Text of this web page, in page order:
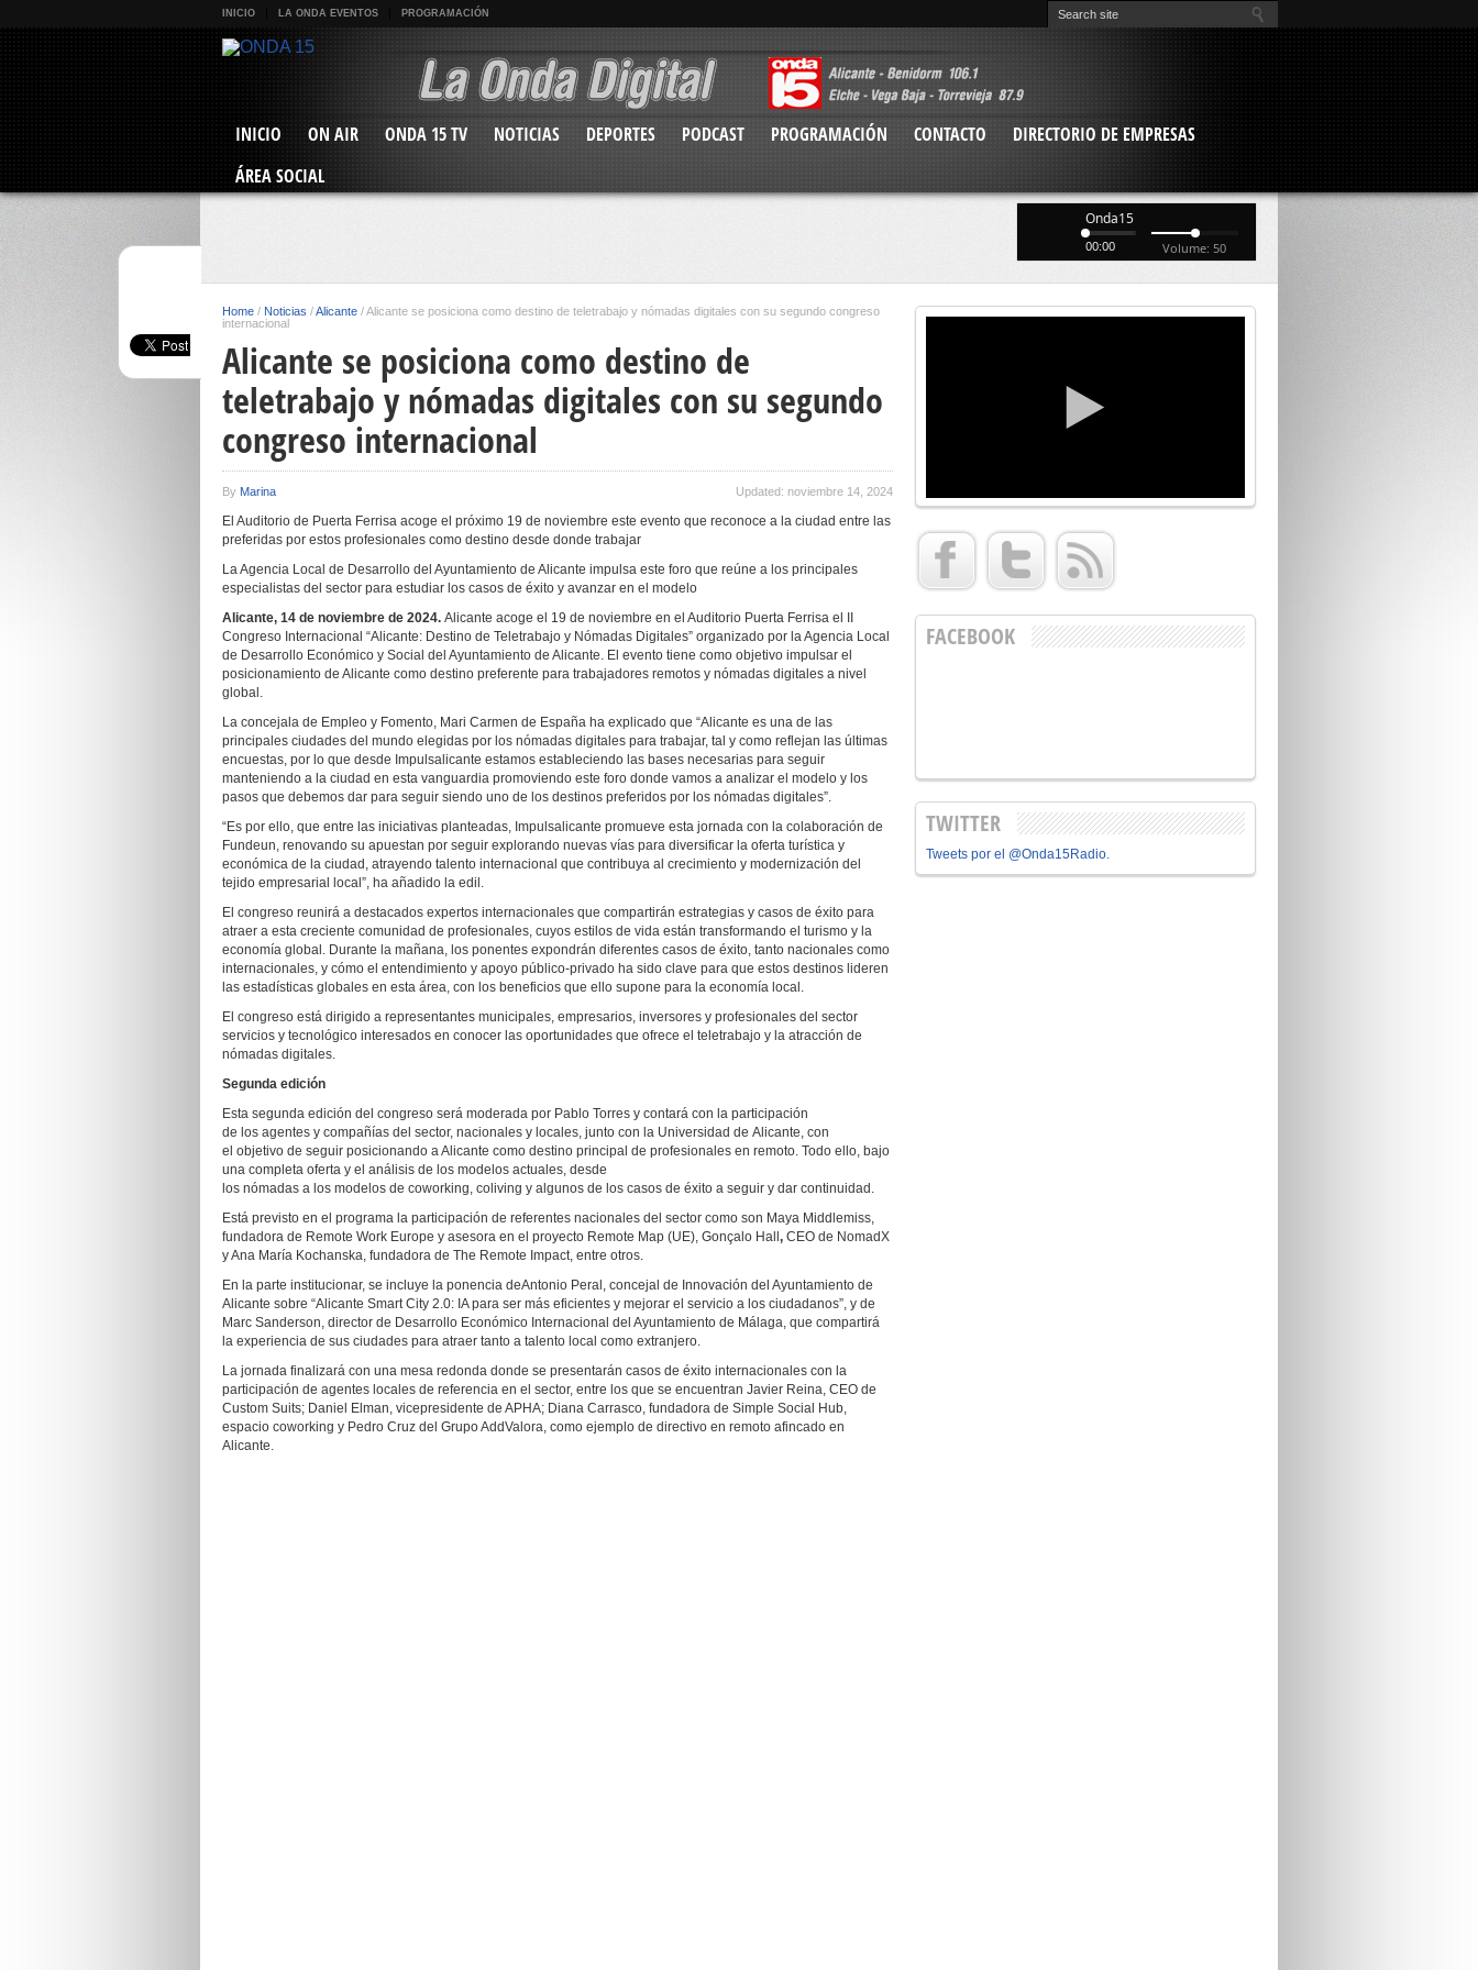
INICIO LA ONDA EVENTOS PROGRAMACIÓN
INICIO ON AIR ONDA 15 TV NOTICIAS DEPORTES PODCAST PROGRAMACIÓN CONTACTO
DIRECTORIO DE EMPRESAS
ÁREA SOCIAL
Onda15
00:00 Volume: 50
Home / Noticias /Alicante /Alicante se posiciona como destino de teletrabajo y nómadas digitales con su segundo congreso
internacional
Alicante se posiciona como destino de
teletrabajo y nómadas digitales con su segundo
congreso internacional
By Marina Updated: noviembre 14, 2024
El Auditorio de Puerta Ferrisa acoge el próximo 19 de noviembre este evento que reconoce a la ciudad entre las
preferidas por estos profesionales como destino desde donde trabajar
La Agencia Local de Desarrollo del Ayuntamiento de Alicante impulsa este foro que reúne a los principales
especialistas del sector para estudiar los casos de éxito y avanzar en el modelo
Alicante, 14 de noviembre de 2024. Alicante acoge el 19 de noviembre en el Auditorio Puerta Ferrisa el II
Congreso Internacional “Alicante: Destino de Teletrabajo y Nómadas Digitales” organizado por la Agencia Local
de Desarrollo Económico y Social del Ayuntamiento de Alicante. El evento tiene como objetivo impulsar el
posicionamiento de Alicante como destino preferente para trabajadores remotos y nómadas digitales a nivel
global.
La concejala de Empleo y Fomento, Mari Carmen de España ha explicado que “Alicante es una de las
principales ciudades del mundo elegidas por los nómadas digitales para trabajar, tal y como reflejan las últimas
encuestas, por lo que desde Impulsalicante estamos estableciendo las bases necesarias para seguir
manteniendo a la ciudad en esta vanguardia promoviendo este foro donde vamos a analizar el modelo y los
pasos que debemos dar para seguir siendo uno de los destinos preferidos por los nómadas digitales”.
“Es por ello, que entre las iniciativas planteadas, Impulsalicante promueve esta jornada con la colaboración de
Fundeun, renovando su apuestan por seguir explorando nuevas vías para diversificar la oferta turística y
económica de la ciudad, atrayendo talento internacional que contribuya al crecimiento y modernización del
tejido empresarial local”, ha añadido la edil.
El congreso reunirá a destacados expertos internacionales que compartirán estrategias y casos de éxito para
atraer a esta creciente comunidad de profesionales, cuyos estilos de vida están transformando el turismo y la
economía global. Durante la mañana, los ponentes expondrán diferentes casos de éxito, tanto nacionales como
internacionales, y cómo el entendimiento y apoyo público-privado ha sido clave para que estos destinos lideren
las estadísticas globales en esta área, con los beneficios que ello supone para la economía local.
El congreso está dirigido a representantes municipales, empresarios, inversores y profesionales del sector
servicios y tecnológico interesados en conocer las oportunidades que ofrece el teletrabajo y la atracción de
nómadas digitales.
Segunda edición
Esta segunda edición del congreso será moderada por Pablo Torres y contará con la participación
de los agentes y compañías del sector, nacionales y locales, junto con la Universidad de Alicante, con
el objetivo de seguir posicionando a Alicante como destino principal de profesionales en remoto. Todo ello, bajo
una completa oferta y el análisis de los modelos actuales, desde
los nómadas a los modelos de coworking, coliving y algunos de los casos de éxito a seguir y dar continuidad.
Está previsto en el programa la participación de referentes nacionales del sector como son Maya Middlemiss,
fundadora de Remote Work Europe y asesora en el proyecto Remote Map (UE), Gonçalo Hall , CEO de NomadX
y Ana María Kochanska, fundadora de The Remote Impact, entre otros.
En la parte institucionar, se incluye la ponencia deAntonio Peral, concejal de Innovación del Ayuntamiento de
Alicante sobre “Alicante Smart City 2.0: IA para ser más eficientes y mejorar el servicio a los ciudadanos”, y de
Marc Sanderson, director de Desarrollo Económico Internacional del Ayuntamiento de Málaga, que compartirá
la experiencia de sus ciudades para atraer tanto a talento local como extranjero.
La jornada finalizará con una mesa redonda donde se presentarán casos de éxito internacionales con la
participación de agentes locales de referencia en el sector, entre los que se encuentran Javier Reina, CEO de
Custom Suits; Daniel Elman, vicepresidente de APHA; Diana Carrasco, fundadora de Simple Social Hub,
espacio coworking y Pedro Cruz del Grupo AddValora, como ejemplo de directivo en remoto afincado en
Alicante.
FACEBOOK
TWITTER
Tweets por el @Onda15Radio.